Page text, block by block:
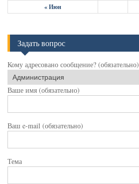
« Июн
Задать вопрос
Кому адресовано сообщение? (обязательно)
Ваше имя (обязательно)
Ваш e-mail (обязательно)
Тема